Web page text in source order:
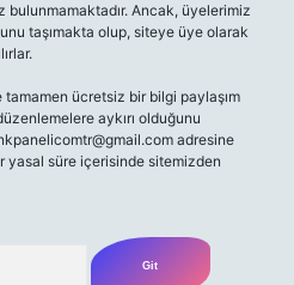
bulunmamaktadır. Ancak, üyelerimiz
taşımakta olup, siteye üye olarak
ücretsiz bir bilgi paylaşım
aykırı olduğunu
adresine
süre içerisinde sitemizden